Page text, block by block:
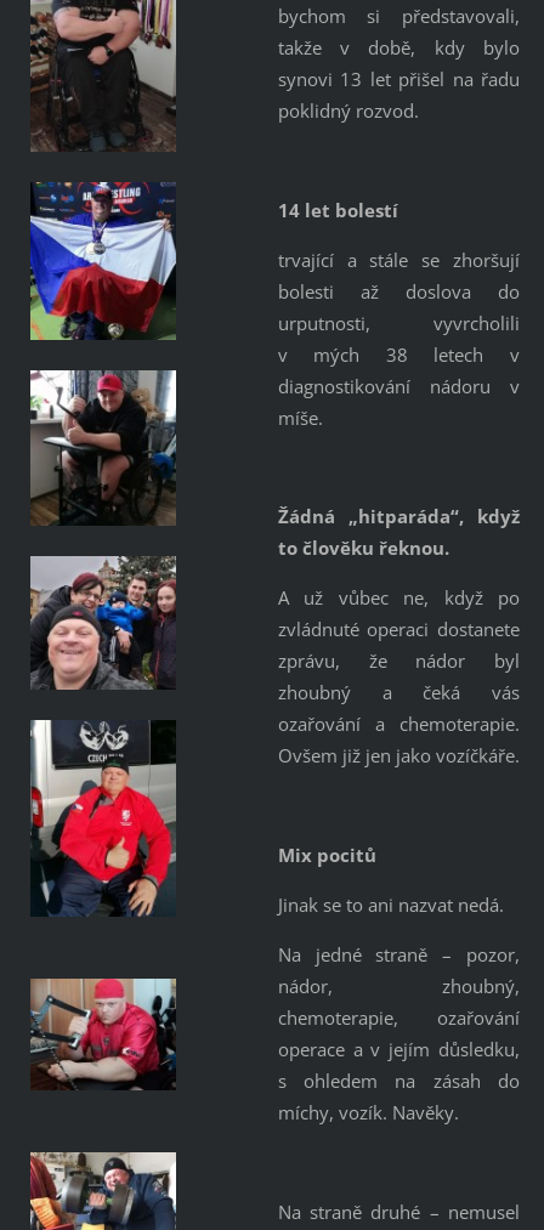
bychom si představovali,
takže v době, kdy bylo
synovi 13 let přišel na řadu
poklidný rozvod.
14 let bolestí
trvající a stále se zhoršují
bolesti až doslova do
urputnosti, vyvrcholili
v mých 38 letech v
diagnostikování nádoru v
míše.
Žádná „hitparáda“, když
to člověku řeknou.
A už vůbec ne, když po
zvládnuté operaci dostanete
zprávu, že nádor byl
zhoubný a čeká vás
ozařování a chemoterapie.
Ovšem již jen jako vozíčkáře.
Mix pocitů
Jinak se to ani nazvat nedá.
Na jedné straně – pozor,
nádor, zhoubný,
chemoterapie, ozařování
operace a v jejím důsledku,
s ohledem na zásah do
míchy, vozík. Navěky.
Na straně druhé – nemusel